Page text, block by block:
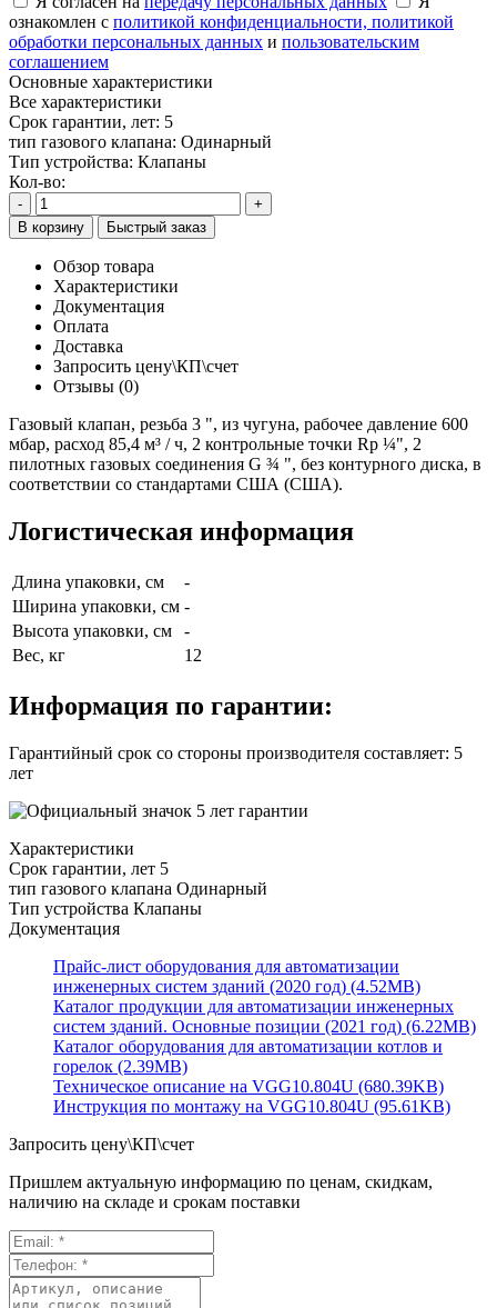
ознакомлен с политикой конфиденциальности, политикой
обработки персональных данных и пользовательским
соглашением
Основные характеристики
Все характеристики
Срок гарантии, лет: 5
тип газового клапана: Одинарный
Тип устройства: Клапаны
Кол-во:
-
+
В корзину
Быстрый заказ
Обзор товара
Характеристики
Документация
Оплата
Доставка
Запросить цену\КП\счет
Отзывы (0)
Газовый клапан, резьба 3 ", из чугуна, рабочее давление 600
мбар, расход 85,4 м³ / ч, 2 контрольные точки Rp ¼", 2
пилотных газовых соединения G ¾ ", без контурного диска, в
соответствии со стандартами США (США).
Логистическая информация
Длина упаковки, см
-
Ширина упаковки, см -
Высота упаковки, см
-
Вес, кг
12
Информация по гарантии:
Гарантийный срок со стороны производителя составляет: 5
лет
Характеристики
Срок гарантии, лет 5
тип газового клапана Одинарный
Тип устройства Клапаны
Документация
Прайс-лист оборудования для автоматизации
инженерных систем зданий (2020 год) (4.52MB)
Каталог продукции для автоматизации инженерных
систем зданий. Основные позиции (2021 год) (6.22MB)
Каталог оборудования для автоматизации котлов и
горелок (2.39MB)
Техническое описание на VGG10.804U (680.39KB)
Инструкция по монтажу на VGG10.804U (95.61KB)
Запросить цену\КП\счет
Пришлем актуальную информацию по ценам, скидкам,
наличию на складе и срокам поставки